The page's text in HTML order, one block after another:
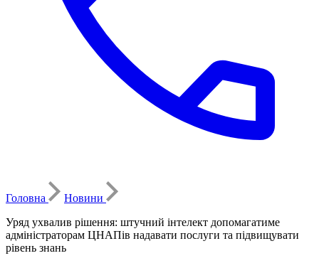
Головна
Новини
Уряд ухвалив рішення: штучний інтелект допомагатиме
адміністраторам ЦНАПів надавати послуги та підвищувати
рівень знань